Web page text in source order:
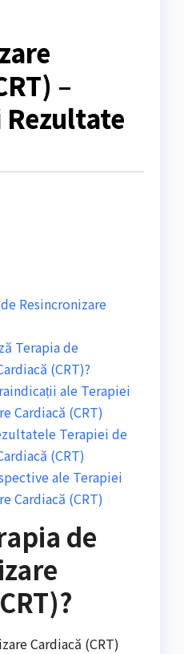
–
Resincronizare
Terapia de
(CRT)?
ale Terapiei
Cardiacă (CRT)
Terapiei de
(CRT)
ale Terapiei
Cardiacă (CRT)
de
Cardiacă (CRT)